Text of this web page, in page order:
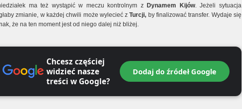
ma też wystąpić w meczu kontrolnym z Dynamem Kijów. Jeżeli sytuacja
zmianie, w każdej chwili może wylecieć zTurcji, by finalizować transfer. Wydaje się
że na ten moment jest od niego dalej niż bliżej.
Chcesz częściej
widzieć nasze
treści w Google?
Dodaj do źródeł Google